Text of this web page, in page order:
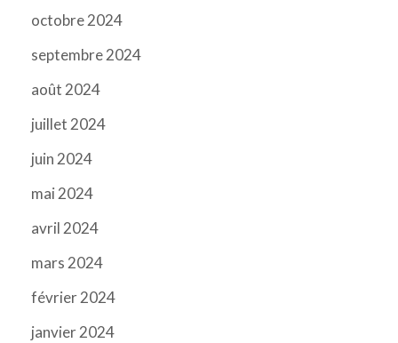
octobre 2024
septembre 2024
août 2024
juillet 2024
juin 2024
mai 2024
avril 2024
mars 2024
février 2024
janvier 2024